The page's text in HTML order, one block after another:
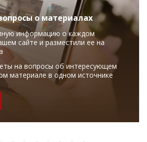
о материалах
информацию о каждом
сайте и разместили ее на
на вопросы об интересующем
материале в одном источнике